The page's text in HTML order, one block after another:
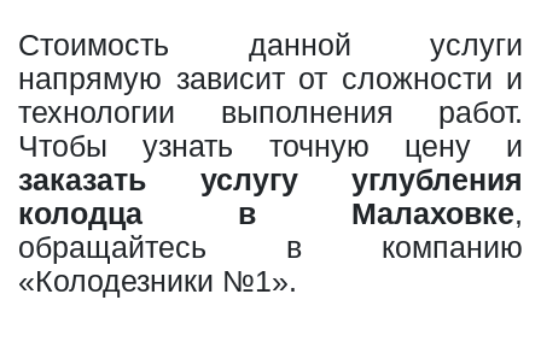
Стоимость данной услуги
напрямую зависит от сложности и
технологии выполнения работ.
Чтобы узнать точную цену и
заказать услугу углубления
колодца в Малаховке,
обращайтесь в компанию
«Колодезники №1».